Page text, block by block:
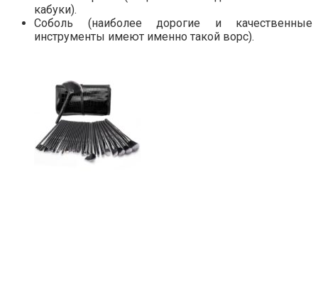
кабуки).
Соболь (наиболее дорогие и качественные
инструменты имеют именно такой ворс).